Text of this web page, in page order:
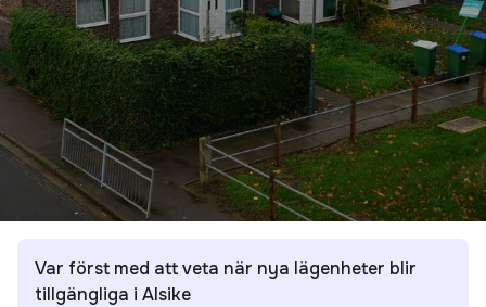
Var först med att veta när nya lägenheter blir
tillgängliga i Alsike